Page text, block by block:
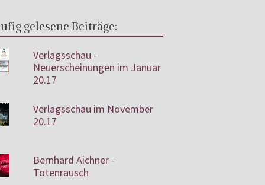
gelesene Beiträge:
Verlagsschau -
Neuerscheinungen im Januar
20.17
Verlagsschau im November
20.17
Bernhard Aichner -
Totenrausch